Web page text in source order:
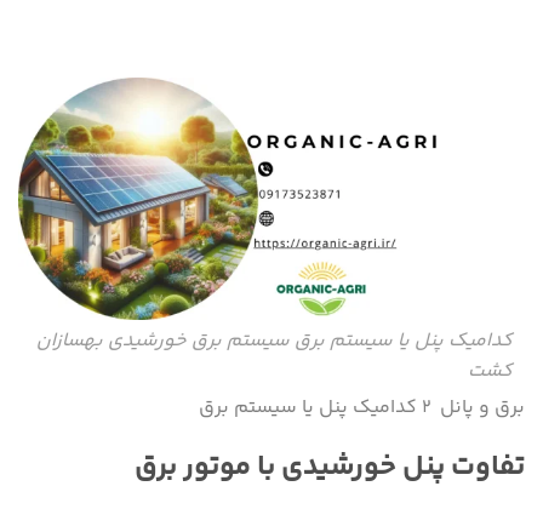
کدامیک پنل یا سیستم برق سیستم برق خورشیدی بهسازان
کشت
برق و پانل ۲ کدامیک پنل یا سیستم برق
تفاوت پنل خورشیدی با موتور برق